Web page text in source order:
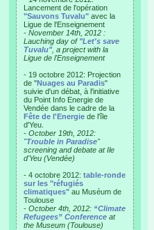
Lancement de l'opération
"Sauvons Tuvalu" avec la
Ligue de l'Enseignement
- November 14th, 2012 :
Lauching day of "Let's save
Tuvalu", a project with la
Ligue de l'Enseignement
- 19 octobre 2012: Projection
de "Nuages au Paradis"
suivie d'un débat, à l'initiative
du Point Info Energie de
Vendée dans le cadre de la
Fête de l'Energie de l'île
d'Yeu.
- October 19th, 2012:
"Trouble in Paradise"
screening and debate at Ile
d'Yeu (Vendée)
- 4 octobre 2012: table-ronde
sur les "réfugiés
climatiques" au Muséum de
Toulouse
- October 4th, 2012: “Climate
Refugees” Conference at
the Museum (Toulouse)